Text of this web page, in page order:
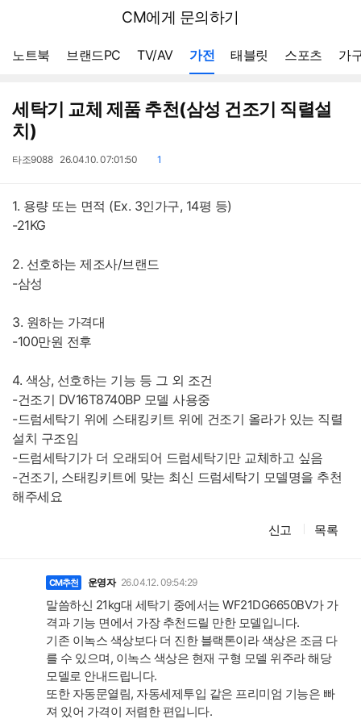
다나와
CM에게 문의하기
노트북 브랜드PC TV/AV 가전 태블릿 스포츠 가
세탁기 교체 제품 추천(삼성 건조기 직렬설
치)
작
타조9088
작
26.04.10. 07:01:50
댓1
1. 용량 또는 면적 (Ex. 3인가구, 14평 등)
-21KG
2. 선호하는 제조사/브랜드
-삼성
3. 원하는 가격대
-100만원 전후
4. 색상, 선호하는 기능 등 그 외 조건
-건조기 DV16T8740BP 모델 사용중
-드럼세탁기 위에 스태킹키트 위에 건조기 올라가 있는 직렬
설치 구조임
-드럼세탁기가 더 오래되어 드럼세탁기만 교체하고 싶음
-건조기, 스태킹키트에 맞는 최신 드럼세탁기 모델명을 추천
해주세요
신고 목록
CM추천 운영자 26.04.12. 09:54:29
말씀하신 21kg대 세탁기 중에서는 WF21DG6650BV가 가
격과 기능 면에서 가장 추천드릴 만한 모델입니다.
기존 이녹스 색상보다 더 진한 블랙톤이라 색상은 조금 다
를 수 있으며, 이녹스 색상은 현재 구형 모델 위주라 해당
모델로 안내드립니다.
또한 자동문열림, 자동세제투입 같은 프리미엄 기능은 빠
져 있어 가격이 저렴한 편입니다.